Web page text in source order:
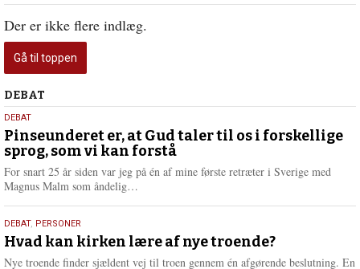
Der er ikke flere indlæg.
Gå til toppen
Debat
DEBAT
5.
august
2026
DEBAT
Pinseunderet er, at Gud taler til os i forskellige
sprog, som vi kan forstå
For snart 25 år siden var jeg på én af mine første retræter i Sverige med
Magnus Malm som åndelig…
e
r
25.
juli
2026
DEBAT, PERSONER
Hvad kan kirken lære af nye troende?
Nye troende finder sjældent vej til troen gennem én afgørende beslutning. En